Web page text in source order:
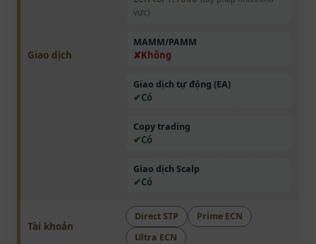
Giao dịch
vực)
MAMM/PAMM
Không
Giao dịch tự động (EA)
Có
Copy trading
Có
Giao dịch Scalp
Có
Tài khoản
Direct STP
Prime ECN
Ultra ECN